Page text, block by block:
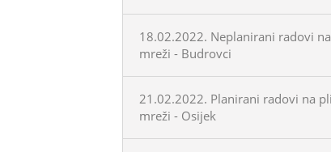
18.02.2022. Neplanirani radovi
mreži - Budrovci
21.02.2022. Planirani radovi na
mreži - Osijek